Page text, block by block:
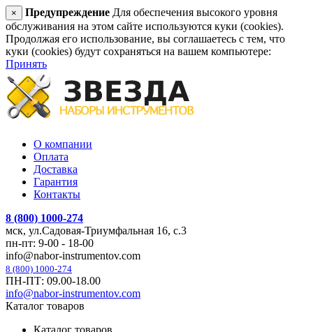
× Предупреждение Для обеспечения высокого уровня
обслуживания на этом сайте используются куки (cookies).
Продолжая его использование, вы соглашаетесь с тем, что
куки (cookies) будут сохраняться на вашем компьютере:
Принять
О компании
Оплата
Доставка
Гарантия
Контакты
8 (800) 1000-274
мск, ул.Садовая-Триумфальная 16, с.3
пн-пт: 9-00 - 18-00
info@nabor-instrumentov.com
8 (800) 1000-274
ПН-ПТ: 09.00-18.00
info@nabor-instrumentov.com
Каталог товаров
Каталог товаров